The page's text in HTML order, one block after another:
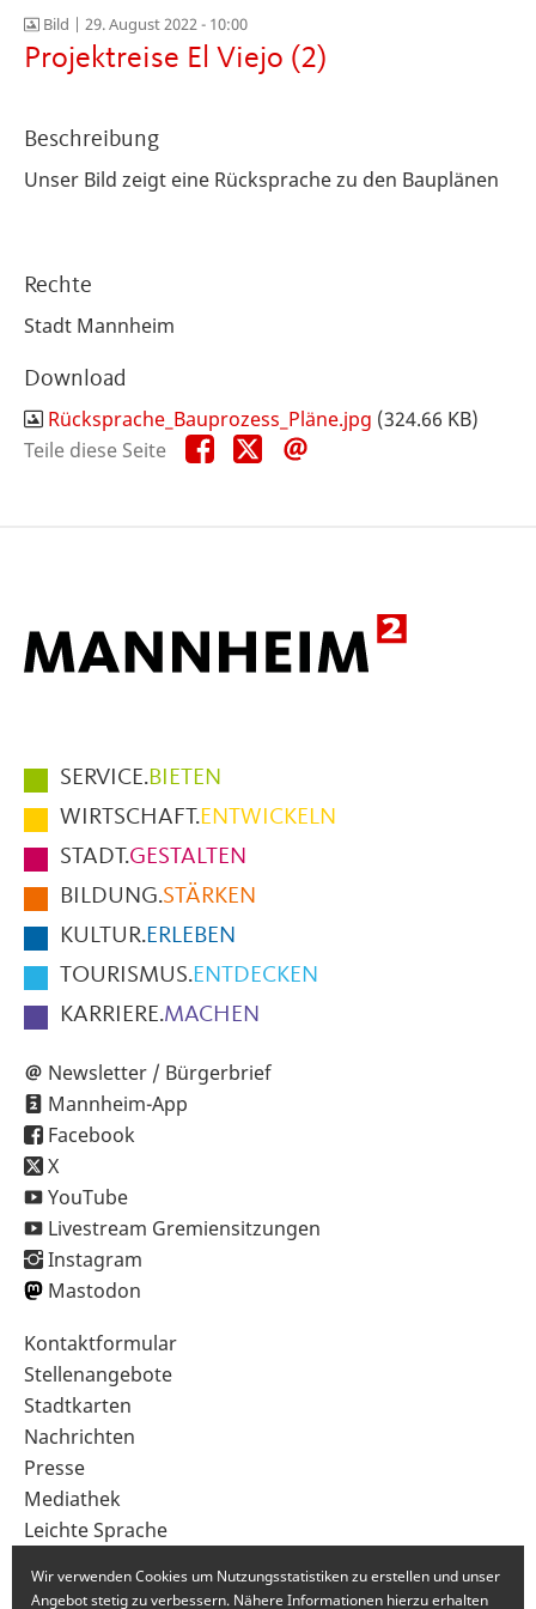
Bild | 29. August 2022 - 10:00
Projektreise El Viejo (2)
Beschreibung
Unser Bild zeigt eine Rücksprache zu den Bauplänen
Rechte
Stadt Mannheim
Download
Rücksprache_Bauprozess_Pläne.jpg (324.66 KB)
Teile diese Seite
Teile
diese
Teile
diese
Hauptmenüpunkte
im
Fußbereich
der
Seite
SERVICE.BIETEN
WIRTSCHAFT.ENTWICKELN
STADT.GESTALTEN
BILDUNG.STÄRKEN
KULTUR.ERLEBEN
TOURISMUS.ENTDECKEN
KARRIERE.MACHEN
Newsletter / Bürgerbrief
Mannheim-App
Facebook
X
YouTube
Livestream Gremiensitzungen
Instagram
Mastodon
Sekundärnavigation
im
Fußbereich
Kontaktformular
Stellenangebote
Stadtkarten
Nachrichten
Presse
Mediathek
Leichte Sprache
Wir verwenden Cookies um Nutzungsstatistiken zu erstellen und unser
Angebot stetig zu verbessern. Nähere Informationen hierzu erhalten